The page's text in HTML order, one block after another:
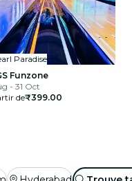
Paradise
Funzone
- 31 Oct
de₹399.00